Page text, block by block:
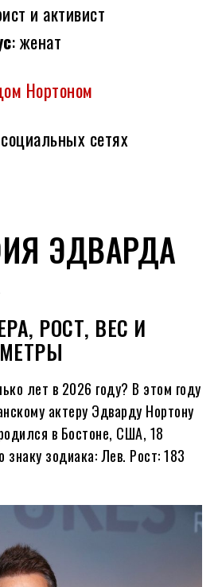
и активист
: женат
Нортоном
сетях
ЭДВАРДА
РОСТ, ВЕС И
лет в 2026 году? В этом году
актеру Эдварду Нортону
в Бостоне, США, 18
знаку зодиака: Лев. Рост: 183